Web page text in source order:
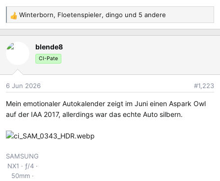
R
e
a
k
o
n
n
:
Winterborn, Floetenspieler, dingo und 5 andere
blende8
CI-Pate
6 Jun 2026 #1,223
Mein emotionaler Autokalender zeigt im Juni einen Aspark Owl
auf der IAA 2017, allerdings war das echte Auto silbern.
SAMSUNG
NX1
ƒ/4
50mm